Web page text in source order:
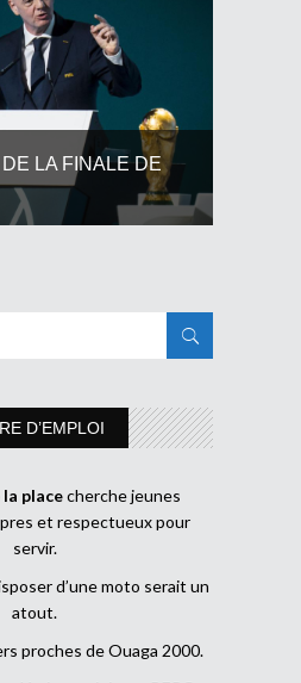
LA FINALE DE
D’EMPLOI
placecherche jeunes
et respectueux pour
servir.
d’une moto serait un
atout.
proches de Ouaga 2000.